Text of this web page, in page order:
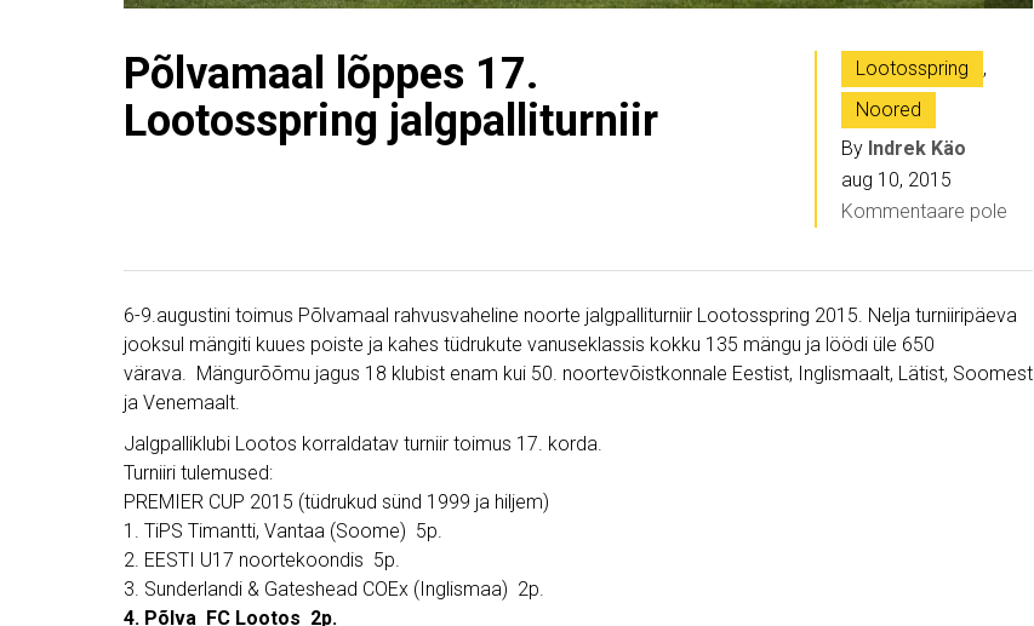
Põlvamaal lõppes 17.
Lootosspring jalgpalliturniir
Lootosspring
,
Noored
By Indrek Käo
aug 10, 2015
Kommentaare pole
6-9.augustini toimus Põlvamaal rahvusvaheline noorte jalgpalliturniir Lootosspring 2015. Nelja turniiripäeva
jooksul mängiti kuues poiste ja kahes tüdrukute vanuseklassis kokku 135 mängu ja löödi üle 650
värava. Mängurõõmu jagus 18 klubist enam kui 50. noortevõistkonnale Eestist, Inglismaalt, Lätist, Soomest
ja Venemaalt.
Jalgpalliklubi Lootos korraldatav turniir toimus 17. korda.
Turniiri tulemused:
PREMIER CUP 2015 (tüdrukud sünd 1999 ja hiljem)
1. TiPS Timantti, Vantaa (Soome) 5p.
2. EESTI U17 noortekoondis 5p.
3. Sunderlandi & Gateshead COEx (Inglismaa) 2p.
4. Põlva FC Lootos 2p.